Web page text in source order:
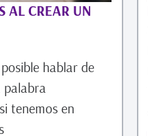
AL CREAR UN
hablar de
tenemos en